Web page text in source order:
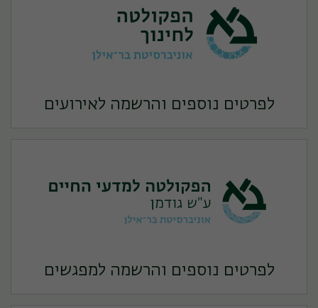
לפרטים נוספים והרשמה לאירועים
לפרטים נוספים והרשמה למפגשים